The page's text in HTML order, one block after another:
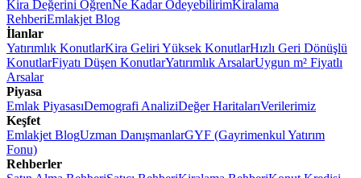
Kira Değerini ÖğrenNe Kadar ÖdeyebilirimKiralama
RehberiEmlakjet Blog
İlanlar
Yatırımlık KonutlarKira Geliri Yüksek KonutlarHızlı Geri Dönüşlü
KonutlarFiyatı Düşen KonutlarYatırımlık ArsalarUygun m² Fiyatlı
Arsalar
Piyasa
Emlak PiyasasıDemografi AnaliziDeğer HaritalarıVerilerimiz
Keşfet
Emlakjet BlogUzman DanışmanlarGYF (Gayrimenkul Yatırım
Fonu)
Rehberler